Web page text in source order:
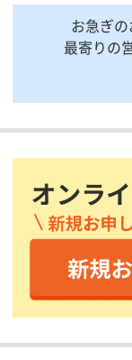
商品特徴：ヒーター
間隔で両側に35φ
お急ぎ
最寄りの